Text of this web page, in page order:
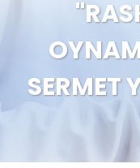
HAKKIMIZDA
İÇERİKLER
SERMET